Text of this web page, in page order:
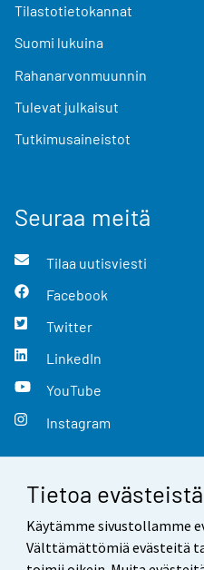
Tietoa evästeistä
Käytämme sivustollamme
Välttämättömiä evästeitä
Tilastotietokannat
Suomi lukuina
Rahanarvonmuunnin
Tulevat julkaisut
Tutkimusaineistot
Seuraa meitä
Tilaa uutisviesti
Facebook
Twitter
LinkedIn
YouTube
Instagram
Yhteystiedot
Palaute